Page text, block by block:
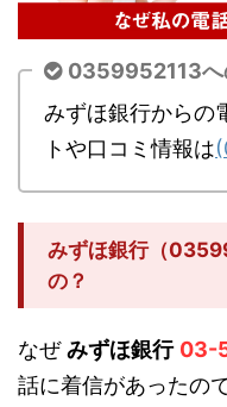
0359952113へ
みずほ銀行からの
トや口コミ情報は
みずほ銀行（
の？
なぜみずほ銀行 03-
話に着信があったの